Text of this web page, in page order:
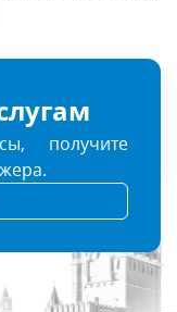
получите